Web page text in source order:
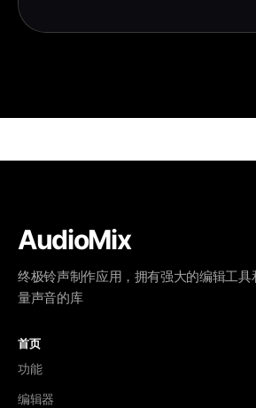
AudioMix
终极铃声制作应用，拥有强大的编辑工具
量声音的库
首页
功能
编辑器